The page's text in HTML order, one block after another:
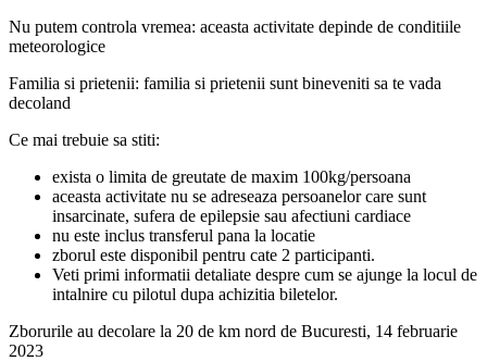
Nu putem controla vremea: aceasta activitate depinde de conditiile
meteorologice
Familia si prietenii: familia si prietenii sunt bineveniti sa te vada
decoland
Ce mai trebuie sa stiti:
exista o limita de greutate de maxim 100kg/persoana
aceasta activitate nu se adreseaza persoanelor care sunt
insarcinate, sufera de epilepsie sau afectiuni cardiace
nu este inclus transferul pana la locatie
zborul este disponibil pentru cate 2 participanti.
Veti primi informatii detaliate despre cum se ajunge la locul de
intalnire cu pilotul dupa achizitia biletelor.
Zborurile au decolare la 20 de km nord de Bucuresti, 14 februarie
2023